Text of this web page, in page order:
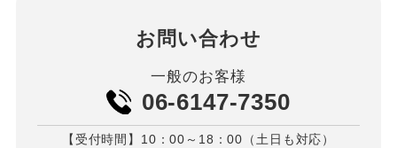
お問い合わせ
一般のお客様
06-6147-7350
【受付時間】10：00～18：00（土日も対応）